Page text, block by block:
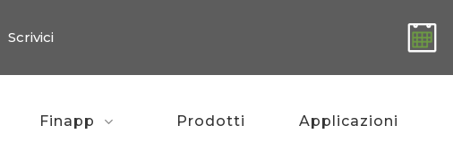
Scrivici
Finapp Prodotti Applicazioni